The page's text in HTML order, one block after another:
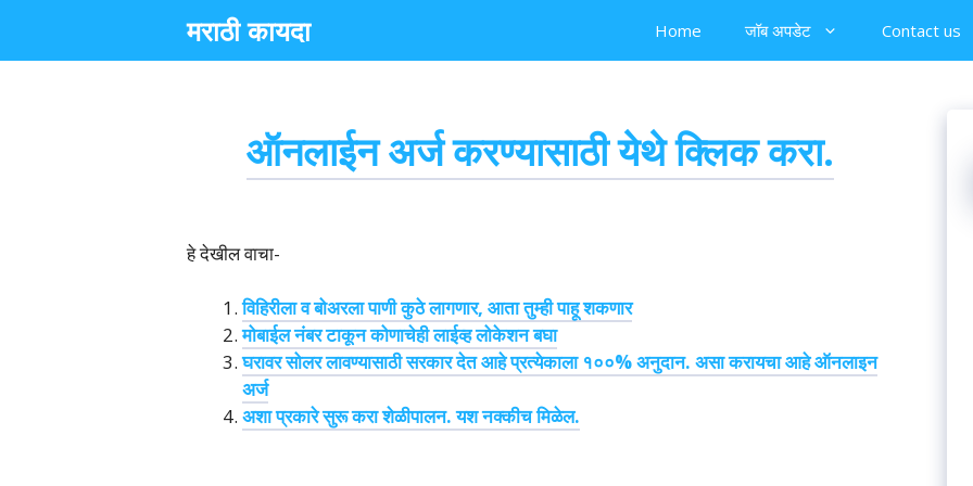
content
मराठी कायदा Home जॉब अपडेट Contact us
ऑनलाईन अर्ज करण्यासाठी येथे क्लिक करा.
हे देखील वाचा-
विहिरीला व बोअरला पाणी कुठे लागणार, आता तुम्ही पाहू शकणार
मोबाईल नंबर टाकून कोणाचेही लाईव्ह लोकेशन बघा
घरावर सोलर लावण्यासाठी सरकार देत आहे प्रत्येकाला १००% अनुदान. असा करायचा आहे ऑनलाइन
अर्ज
अशा प्रकारे सुरू करा शेळीपालन. यश नक्कीच मिळेल.